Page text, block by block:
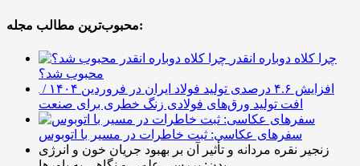
محبوب‌ترین مطالب مجله:
چرا کلاه دوباره انقدر
محبوب شد؟
افزایش ۴.۶ درصدی تولید فولاد ایران در فروردین ۱۴۰۴ /
افت تولید ورق‌های فولادی زنگ خطری برای صنعت
سفرهای عکاسی: ثبت خاطرات در مسیر با اتوبوس
زنجیر نقره مردانه و تأثیر آن بر بهبود جریان خون و انرژی